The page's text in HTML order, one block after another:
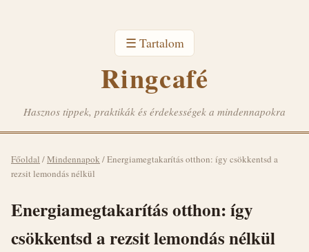
☰ Tartalom
Ringcafé
Hasznos tippek, praktikák és érdekességek a mindennapokra
Főoldal /Mindennapok /Energiamegtakarítás otthon: így csökkentsd a
rezsit lemondás nélkül
Energiamegtakarítás otthon: így
csökkentsd a rezsit lemondás nélkül